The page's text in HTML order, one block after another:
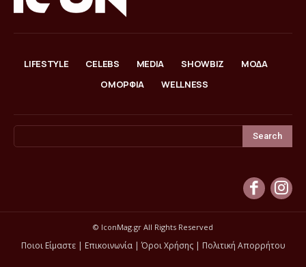
LIFESTYLE CELEBS MEDIA SHOWBIZ
ΜΟΔΑ
ΟΜΟΡΦΙΑ
WELLNESS
Search
© IconMag.gr All Rights Reserved
Ποιοι Είμαστε| Επικοινωνία|Όροι Χρήσης| Πολιτική Απορρήτου